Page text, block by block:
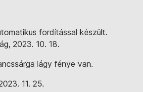
fordítással készült.
, 2023. 10. 18.
lágy fénye van.
11. 25.